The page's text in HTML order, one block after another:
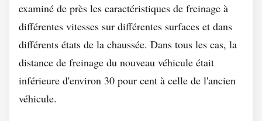
examiné de près les caractéristiques de freinage à
différentes vitesses sur différentes surfaces et dans
différents états de la chaussée. Dans tous les cas, la
distance de freinage du nouveau véhicule était
inférieure d'environ 30 pour cent à celle de l'ancien
véhicule.